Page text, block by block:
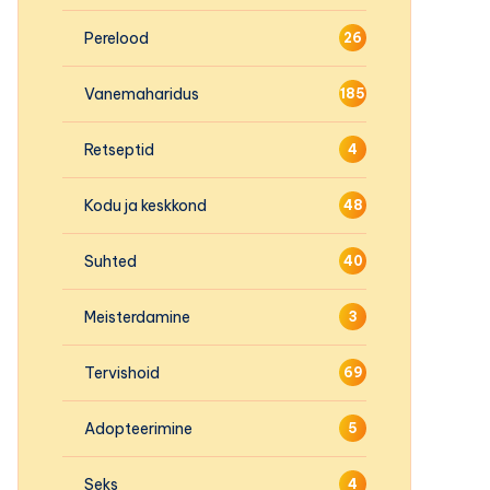
Perelood 26
Vanemaharidus 185
Retseptid 4
Kodu ja keskkond 48
Suhted 40
Meisterdamine 3
Tervishoid 69
Adopteerimine 5
Seks 4